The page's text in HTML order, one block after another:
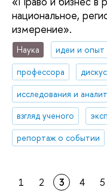
национальное,
измерение».
Наука
идеи и опыт
профессора
исследования и
взгляд ученого
репортаж о событии
1 2 3 4 5